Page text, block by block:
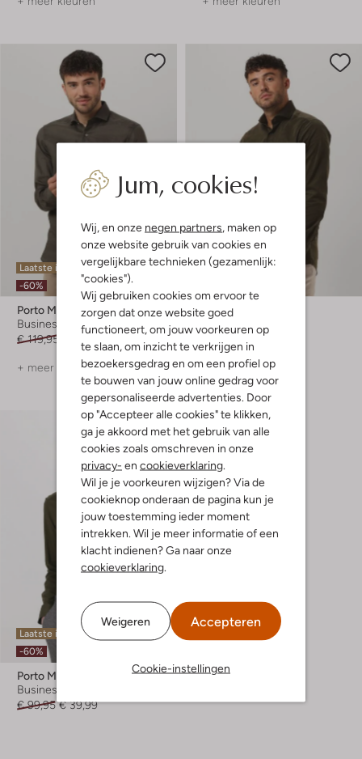
Jum, cookies!
Wij, en onze negen partners, maken op
onze website gebruik van cookies en
vergelijkbare technieken (gezamenlijk:
"cookies").
Wij gebruiken cookies om ervoor te
zorgen dat onze website goed
functioneert, om jouw voorkeuren op
te slaan, om inzicht te verkrijgen in
bezoekersgedrag en om een profiel op
te bouwen van jouw online gedrag voor
gepersonaliseerde advertenties. Door
op "Accepteer alle cookies" te klikken,
ga je akkoord met het gebruik van alle
cookies zoals omschreven in onze
privacy- en cookieverklaring.
Wil je je voorkeuren wijzigen? Via de
cookieknop onderaan de pagina kun je
jouw toestemming ieder moment
intrekken. Wil je meer informatie of een
klacht indienen? Ga naar onze
cookieverklaring.
Weigeren Accepteren
Cookie-instellingen
Laatste item
-60%
Porto Milano
Business overhemd
€ 119,95
€ 47,99
+ meer kleuren
Laatste items
Porto Milano
Business overhemd
€ 119,95
€ 47,95
+ meer kleuren
Laatste item
-60%
Porto Milano
Business overhemd
€ 99,95 € 39,99